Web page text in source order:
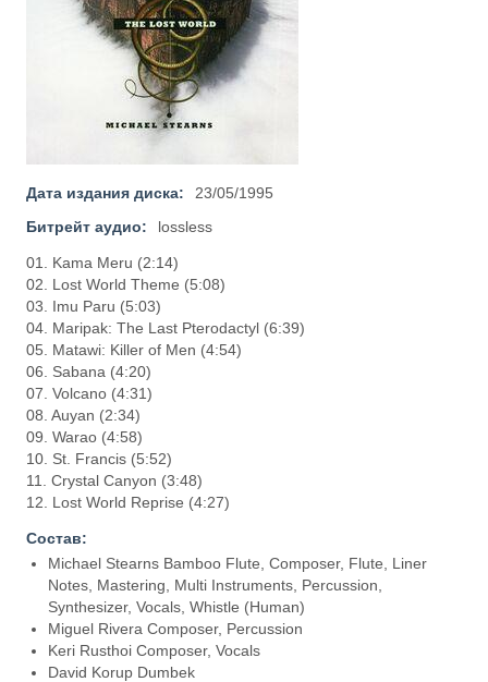
Дата издания диска:
23/05/1995
Битрейт аудио:
lossless
01. Kama Meru (2:14)
02. Lost World Theme (5:08)
03. Imu Paru (5:03)
04. Maripak: The Last Pterodactyl (6:39)
05. Matawi: Killer of Men (4:54)
06. Sabana (4:20)
07. Volcano (4:31)
08. Auyan (2:34)
09. Warao (4:58)
10. St. Francis (5:52)
11. Crystal Canyon (3:48)
12. Lost World Reprise (4:27)
Состав:
Michael Stearns Bamboo Flute, Composer, Flute, Liner
Notes, Mastering, Multi Instruments, Percussion,
Synthesizer, Vocals, Whistle (Human)
Miguel Rivera Composer, Percussion
Keri Rusthoi Composer, Vocals
David Korup Dumbek